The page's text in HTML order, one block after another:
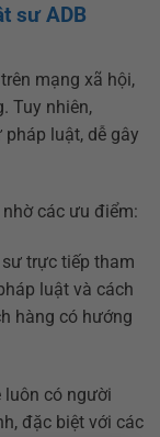
sư ADB
mạng xã hội,
Tuy nhiên,
luật, dễ gây
các ưu điểm:
trực tiếp tham
luật và cách
hàng có hướng
luôn có người
đặc biệt với các